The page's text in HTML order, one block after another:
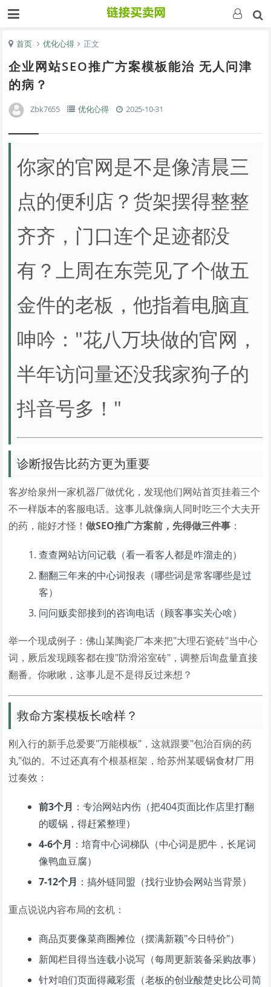
首页 优化心得 正文
企业网站SEO推广方案模板能治 无人问津
的病？
Zbk7655 优化心得 2025-10-31
你家的官网是不是像清晨三
点的便利店？货架摆得整整
齐齐，门口连个足迹都没
有？上周在东莞见了个做五
金件的老板，他指着电脑直
呻吟："花八万块做的官网，
半年访问量还没我家狗子的
抖音号多！"
诊断报告比药方更为重要
客岁给泉州一家机器厂做优化，发现他们网站首页挂着三个
不一样版本的客服电话。这事儿就像病人同时吃三个大夫开
的药，能好才怪！做SEO推广方案前，先得做三件事 ：
查查网站访问记载（看一看客人都是咋溜走的）
翻翻三年来的中心词报表（哪些词是常客哪些是过
客）
问问贩卖部接到的咨询电话（顾客事实关心啥）
举一个现成例子：佛山某陶瓷厂本来把"大理石瓷砖"当中心
词，厥后发现顾客都在搜"防滑浴室砖"，调整后询盘量直接
翻番。你瞅瞅，这事儿是不是得反过来想？
救命方案模板长啥样？
刚入行的新手总爱要"万能模板"，这就跟要"包治百病的药
丸"似的。不过还真有个根基框架，给苏州某暖锅食材厂用
过奏效：
前3个月 ：专治网站内伤（把404页面比作店里打翻
的暖锅，得赶紧整理）
4-6个月 ：培育中心词梯队（中心词是肥牛，长尾词
像鸭血豆腐）
7-12个月 ：搞外链同盟（找行业协会网站当背景）
重点说说内容布局的玄机：
商品页要像菜商圈摊位（摆满新颖"今日特价"）
新闻栏目得当连载小说写（每周更新装备采购故事）
针对咱们页面得藏彩蛋（老板的创业酸楚史比公司简